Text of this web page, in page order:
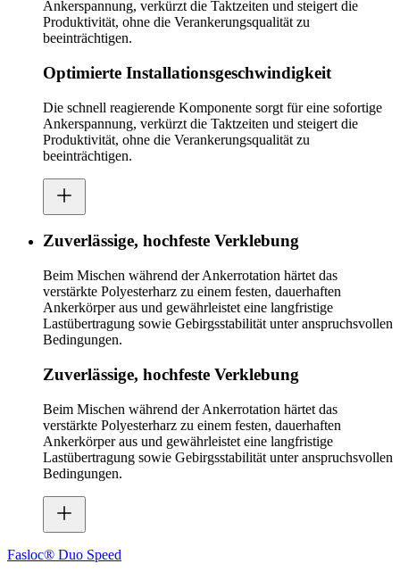
Ankerspannung, verkürzt die Taktzeiten und steigert die
Produktivität, ohne die Verankerungsqualität zu
beeinträchtigen.
Optimierte Installationsgeschwindigkeit
Die schnell reagierende Komponente sorgt für eine sofortige
Ankerspannung, verkürzt die Taktzeiten und steigert die
Produktivität, ohne die Verankerungsqualität zu
beeinträchtigen.
Zuverlässige, hochfeste Verklebung
Beim Mischen während der Ankerrotation härtet das
verstärkte Polyesterharz zu einem festen, dauerhaften
Ankerkörper aus und gewährleistet eine langfristige
Lastübertragung sowie Gebirgsstabilität unter anspruchsvollen
Bedingungen.
Zuverlässige, hochfeste Verklebung
Beim Mischen während der Ankerrotation härtet das
verstärkte Polyesterharz zu einem festen, dauerhaften
Ankerkörper aus und gewährleistet eine langfristige
Lastübertragung sowie Gebirgsstabilität unter anspruchsvollen
Bedingungen.
Fasloc® Duo Speed